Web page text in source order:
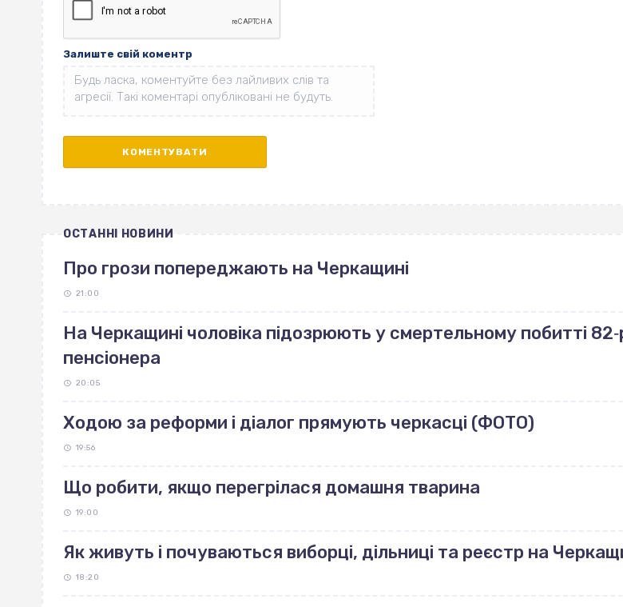
Залиште свій коментр
ОСТАННІ НОВИНИ
Про грози попереджають на Черкащині
21:00
На Черкащині чоловіка підозрюють у смертельному побитті
пенсіонера
20:05
Ходою за реформи і діалог прямують черкасці (ФОТО)
19:56
Що робити, якщо перегрілася домашня тварина
19:00
Як живуть і почуваються виборці, дільниці та реєстр на
18:20